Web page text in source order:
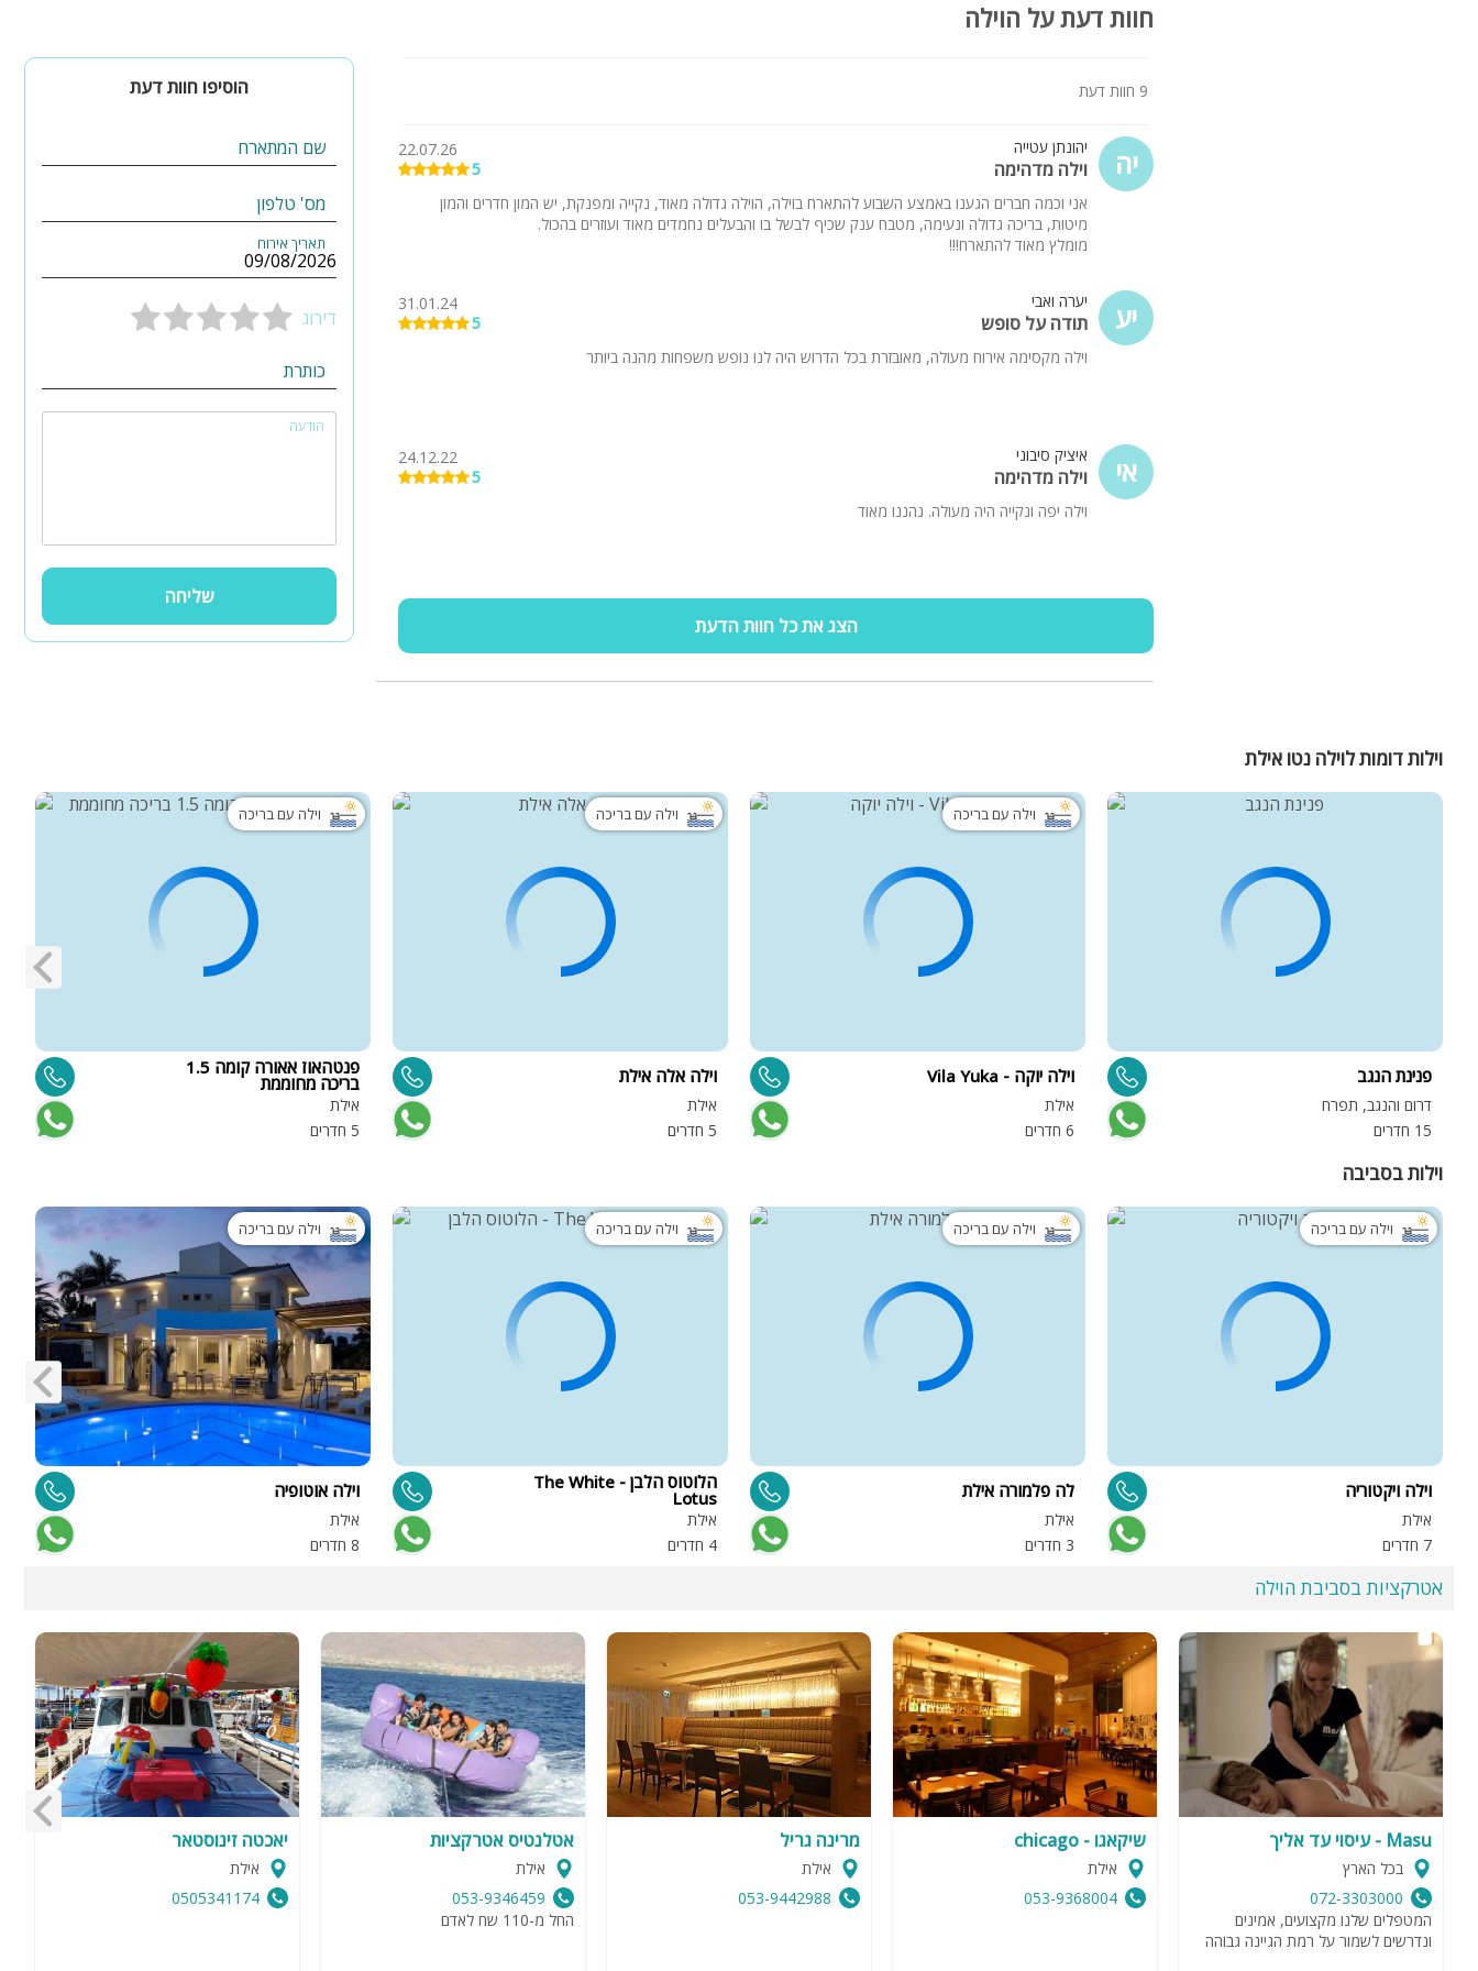
מיטה זוגית מוצעת, מזגן, LCD, שידות
בריכת שחייה מחוממת בגודל 12X4
פינות ישיבה
פינת ברביקיו על גז
מקלחון חיצוני
הוילה מתאימה לנופש משפחות בלבד
לציבור הדתי:
בית כנסת פלטה ומיחם
חוות דעת על הוילה
9 חוות דעת
יה יהונתן עטייה
וילה מדהימה
22.07.26
5
אני וכמה חברים הגענו באמצע השבוע להתארח בוילה, הוילה גדולה מאוד, נקייה ומפנקת, יש המון חדרים והמון
מיטות, בריכה גדולה ונעימה, מטבח ענק שכיף לבשל בו והבעלים נחמדים מאוד ועוזרים בהכול.
מומלץ מאוד להתארח!!!
יע יערה ואבי
תודה על סופש
31.01.24
5
וילה מקסימה אירוח מעולה, מאובזרת בכל הדרוש היה לנו נופש משפחות מהנה ביותר
אי איציק סיבוני
וילה מדהימה
24.12.22
5
וילה יפה ונקייה היה מעולה. נהננו מאוד
הצג את כל חוות הדעת
הוסיפו חוות דעת
שם המתארח
מס' טלפון
תאריך אירוח
דירוג
כותרת
הודעה
שליחה
וילות דומות לוילה נטו אילת
פנינת הנגב
דרום והנגב, תפרח
15 חדרים
וילה עם בריכה
וילה יוקה - Vila Yuka
אילת
6 חדרים
וילה עם בריכה
וילה אלה אילת
אילת
5 חדרים
וילה עם בריכה
פנטהאוז אאורה קומה 1.5
בריכה מחוממת
אילת
5 חדרים
וילות בסביבה
וילה עם בריכה
וילה ויקטוריה
אילת
7 חדרים
וילה עם בריכה
לה פלמורה אילת
אילת
3 חדרים
וילה עם בריכה
הלוטוס הלבן - The White
Lotus
אילת
4 חדרים
וילה עם בריכה
וילה אוטופיה
אילת
8 חדרים
אטרקציות בסביבת הוילה
Masu - עיסוי עד אליך
בכל הארץ
072-3303000
המטפלים שלנו מקצועים, אמינים
ונדרשים לשמור על רמת הגיינה גבוהה
שיקאגו - chicago
אילת
053-9368004
מרינה גריל
אילת
053-9442988
אטלנטיס אטרקציות
אילת
053-9346459
החל מ-110 שח לאדם
יאכטה זינוסטאר
אילת
0505341174